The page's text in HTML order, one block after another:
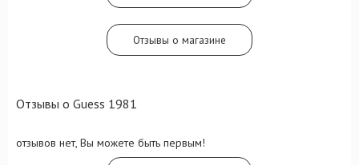
Отзывы о магазине
Отзывы о Guess 1981
отзывов нет, Вы можете быть первым!